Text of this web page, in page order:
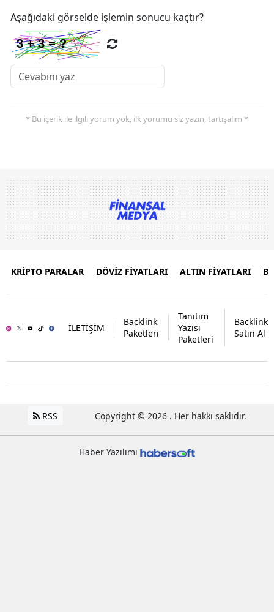
Aşağıdaki görselde işlemin sonucu kaçtır?
* Bu içerik ile ilgili yorum yok, ilk yorumu siz yazın, tartışalım *
KRİPTO PARALAR DÖVİZ FİYATLARI ALTIN FİYATLARI
İLETİŞİM
Backlink
Paketleri
Tanıtım
Yazısı
Paketleri
Backlink
Satın Al
RSS Copyright © 2026 . Her hakkı saklıdır.
Haber Yazılımı